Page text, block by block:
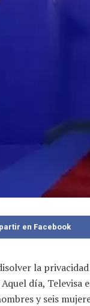
en Facebook
la
Aquel día,
y seis